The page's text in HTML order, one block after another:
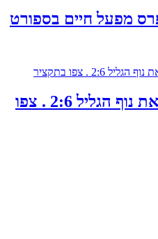
מפעל חיים בספורט
קרית שמונה נצחה את נוף הגליל 2:6 . צפו